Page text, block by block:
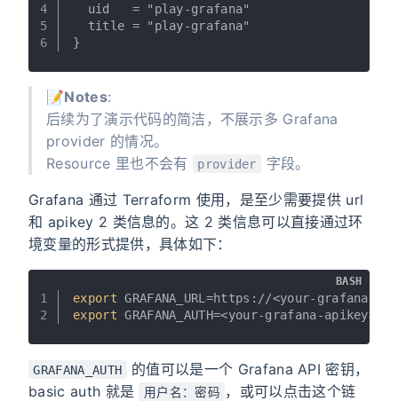
4
5
6
  uid   = "play-grafana"
  title = "play-grafana"
}
📝Notes:
后续为了演示代码的简洁，不展示多 Grafana
provider 的情况。
Resource 里也不会有
provider 字段。
Grafana 通过 Terraform 使用，是至少需要提供 url
和 apikey 2 类信息的。这 2 类信息可以直接通过环
境变量的形式提供，具体如下：
1
2
export GRAFANA_URL=https://<your-grafana-
export GRAFANA_AUTH=<your-grafana-apikey>
BASH
GRAFANA_AUTH
的值可以是一个 Grafana API 密钥，
basic auth 就是
用户名：密码 ，或可以点击这个链